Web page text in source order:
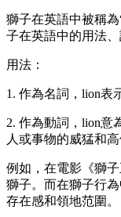
獅子在英語中被稱
子在英語中的用法
用法：
1. 作為名詞，lion表
2. 作為動詞，lion意
人或事物的威猛和高
例如，在電影《獅
獅子。而在獅子行
存在感和領地范圍。